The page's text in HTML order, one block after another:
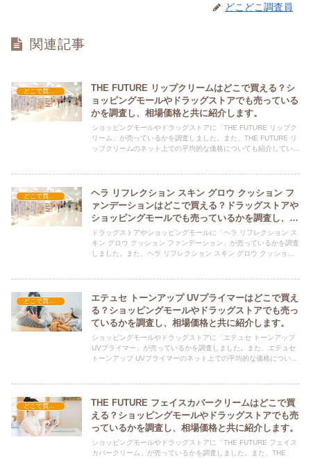
どこどこ調査員
関連記事
どこで買える？-コスメ・美容品
THE FUTURE リップクリームはどこで買える？シ
ョッピングモールやドラッグストアでも売っている
かを調査し、相場価格と共に紹介します。
ショッピングモールやドラッグストアに「THE FUTURE リップク
リーム」が売っているかを調査しました。また、THE FUTURE リ
ップクリームのネット上での平均的な価格についても紹介していま
どこで買える？-コスメ・美容品
ヘラ リフレクション スキン グロウ クッション フ
ァンデーションはどこで買える？ドラッグストアや
ショッピングモールでも売っているかを調査し、相
場価格と共に紹介します。
ドラッグストアやショッピングモールに「ヘラ リフレクション ス
キン グロウ クッション ファンデーション」が売っているかを調査
しました。また、ヘラ リフレクション スキン グロウ クッション
どこで買える？-コスメ・美容品
エテュセ トーンアップ UVプライマーはどこで買え
る？ショッピングモールやドラッグストアでも売っ
ているかを調査し、相場価格と共に紹介します。
ショッピングモールやドラッグストアに「エテュセ トーンアップ
UVプライマー」が売っているかを調査しました。また、エテュセ
トーンアップ UVプライマーのネット上での平均的な価格について
どこで買える？-コスメ・美容品
THE FUTURE フェイスカバークリームはどこで買
える？ショッピングモールやドラッグストアでも売
っているかを調査し、相場価格と共に紹介します。
ショッピングモールやドラッグストアに「THE FUTURE フェイス
カバークリーム」が売っているかを調査しました。また、THE